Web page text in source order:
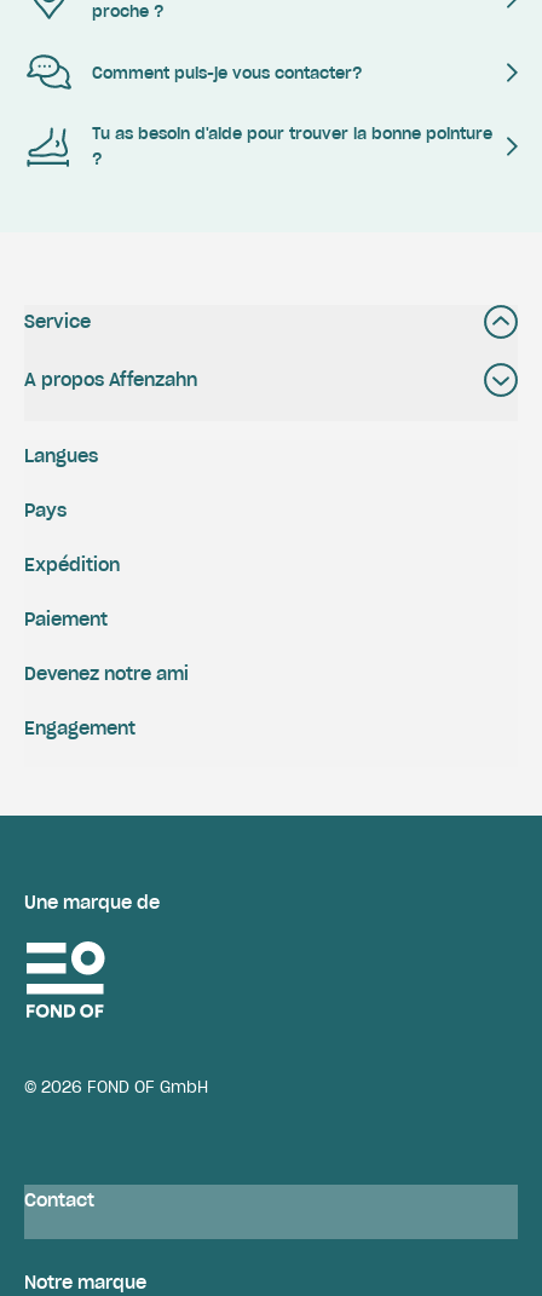
proche ?
Comment puis-je vous contacter?
Tu as besoin d'aide pour trouver la bonne pointure
?
Service
A propos Affenzahn
Expédition
Paiement
Engagement
Devenez notre ami
Langues
Pays
Une marque de
© 2026 FOND OF GmbH
Contact
Notre marque